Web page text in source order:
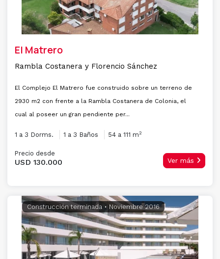
El Matrero
Rambla Costanera y Florencio Sánchez
El Complejo El Matrero fue construido sobre un terreno de
2930 m2 con frente a la Rambla Costanera de Colonia, el
cual al poseer un gran pendiente per...
1 a 3 Dorms. 1 a 3 Baños 54 a 111 m2
Precio desde
USD 130.000 Ver más
Construcción terminada • Noviembre 2016